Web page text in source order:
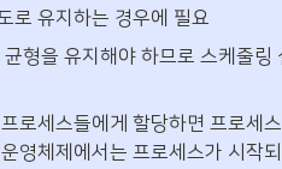
로 유지하는 경우에 필요
형을 유지해야 하므로 스케줄링
로세스들에게 할당하면 프로세
영체제에서는 프로세스가 시작